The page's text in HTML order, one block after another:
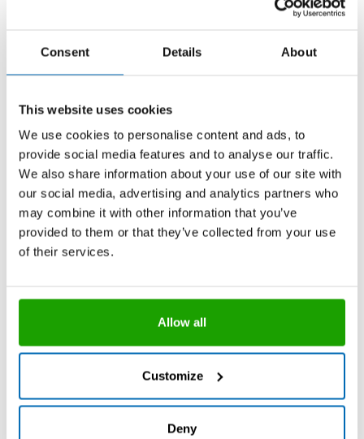
Consent Details About
This website uses cookies
We use cookies to personalise content and ads, to
provide social media features and to analyse our traffic.
We also share information about your use of our site with
our social media, advertising and analytics partners who
may combine it with other information that you’ve
provided to them or that they’ve collected from your use
of their services.
Allow all
Customize
Deny
Deine Wegbegleiter zum Fugenprofi